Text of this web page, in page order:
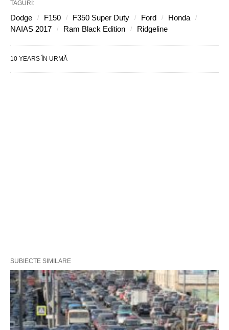
TAGURI:
Dodge F150 F350 Super Duty Ford
Honda
NAIAS 2017
Ram Black Edition Ridgeline
10 YEARS ÎN URMĂ
SUBIECTE SIMILARE